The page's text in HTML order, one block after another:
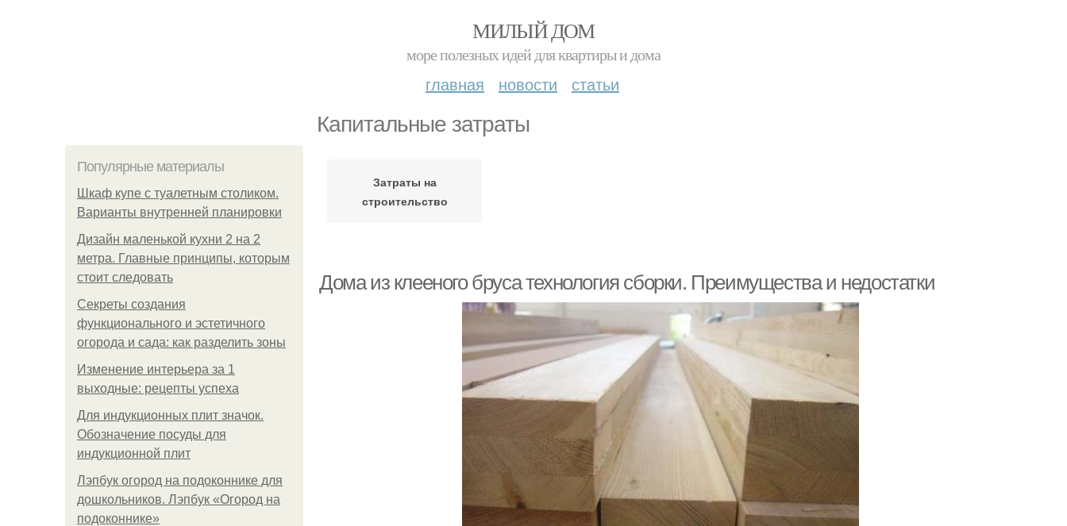
МИЛЫЙ ДОМ
море полезных идей для квартиры и дома
главная новости статьи
Капитальные затраты
Популярные материалы
Шкаф купе с туалетным столиком.
Варианты внутренней планировки
Дизайн маленькой кухни 2 на 2
метра. Главные принципы, которым
стоит следовать
Секреты создания
функционального и эстетичного
огорода и сада: как разделить зоны
Изменение интерьера за 1
выходные: рецепты успеха
Для индукционных плит значок.
Обозначение посуды для
индукционной плит
Лэпбук огород на подоконнике для
дошкольников. Лэпбук «Огород на
подоконнике»
Затраты на
строительство
Дома из клееного бруса технология сборки. Преимущества и недостатки